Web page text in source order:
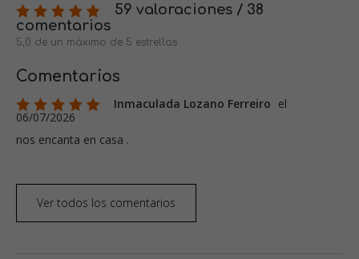
59 valoraciones / 38
comentarios
5,0 de un máximo de 5 estrellas
Comentarios
Inmaculada Lozano Ferreiro el
06/07/2026
nos encanta en casa .
Ver todos los comentarios